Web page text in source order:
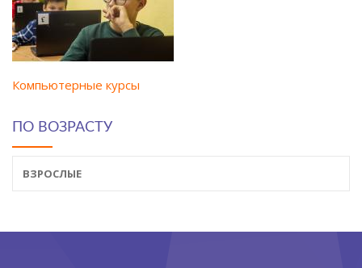
Компьютерные курсы
ПО ВОЗРАСТУ
ВЗРОСЛЫЕ